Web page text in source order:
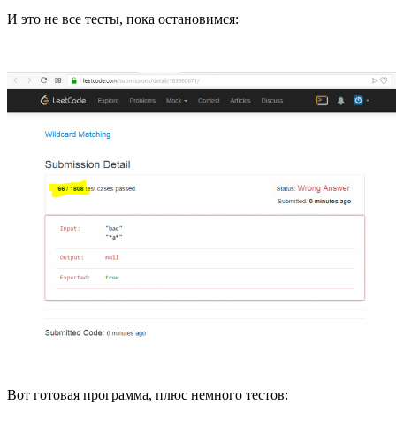
И это не все тесты, пока остановимся:
Вот готовая программа, плюс немного тестов: